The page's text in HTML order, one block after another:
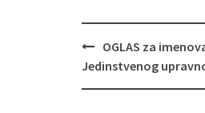
Navigacija
objava
OGLAS za
Jedinstvenog